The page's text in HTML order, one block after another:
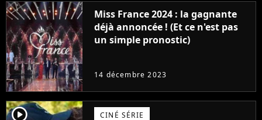
Miss France 2024 : la gagnante
déjà annoncée ! (Et ce n'est pas
un simple pronostic)
14 décembre 2023
player2 CINÉ SÉRIE